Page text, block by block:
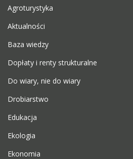
Agroturystyka
Aktualności
Baza wiedzy
Dopłaty i renty strukturalne
Do wiary, nie do wiary
Drobiarstwo
Edukacja
Ekologia
Ekonomia